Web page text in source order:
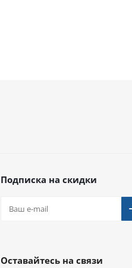
Подписка на скидки
Оставайтесь на связи